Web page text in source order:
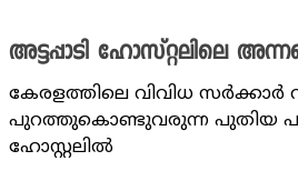
അട്ടപ്പാടി ഹോസ്റ്റലിലെ
കേരളത്തിലെ വിവിധ
പുറത്തുകൊണ്ടുവരുന്ന പുതിയ
ഹോസ്റ്റലിൽ